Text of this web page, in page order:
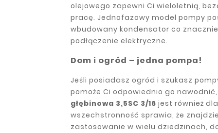
olejowego zapewni Ci wieloletnią,
pracę. Jednofazowy model pompy
wbudowany kondensator co
podłączenie elektryczne.
Dom i ogród – jedna pompa!
Jeśli posiadasz ogród i szukasz
pomoże Ci odpowiednio go
głębinowa 3,5SC 3/16 jest również
wszechstronność sprawia, że
zastosowanie w wielu dziedzinach,